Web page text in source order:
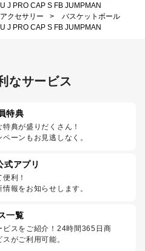
U J PRO CAP S FB JUMPMAN
アクセサリー >
バスケットボール
U J PRO CAP S FB JUMPMAN
なサービス
特典
典が盛りだくさん！
ーンもお見逃しなく。
式アプリ
利！
報をお知らせします。
一覧
ビスをご紹介！24時間365日商
がご利用可能。